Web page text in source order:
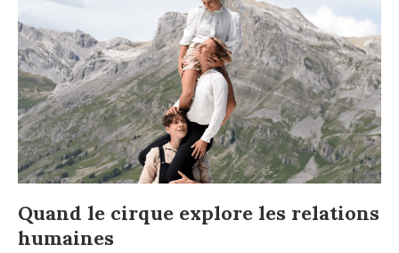
Quand le cirque explore les relations
humaines